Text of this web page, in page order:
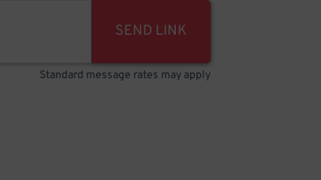
SEND LINK
Standard message rates may apply